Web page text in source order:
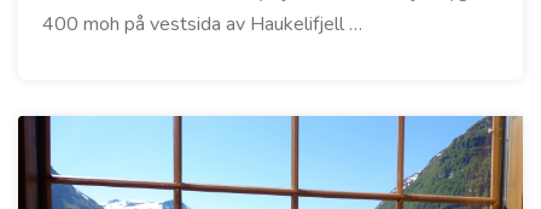
400 moh på vestsida av Haukelifjell …